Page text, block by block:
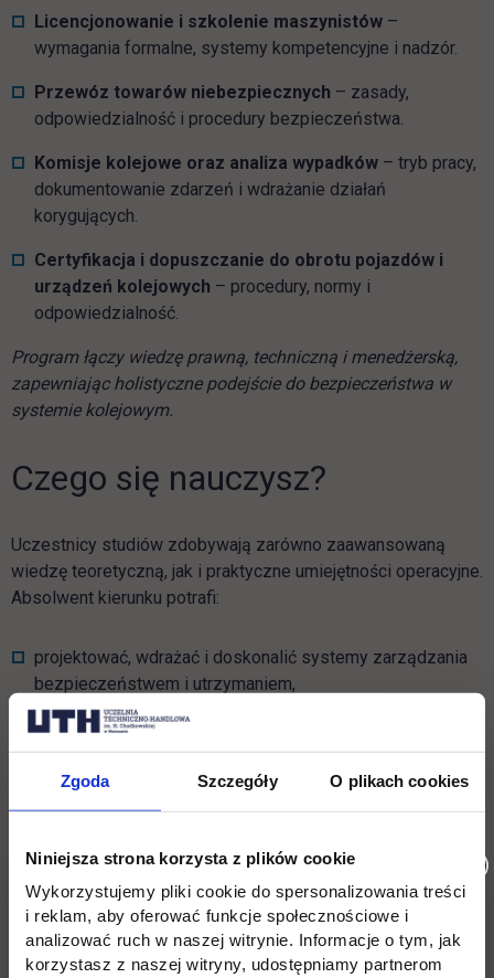
Zgoda Szczegóły O plikach cookies
Niniejsza strona korzysta z plików cookie
Wykorzystujemy pliki cookie do spersonalizowania treści
i reklam, aby oferować funkcje społecznościowe i
analizować ruch w naszej witrynie. Informacje o tym, jak
korzystasz z naszej witryny, udostępniamy partnerom
Licencjonowanie i szkolenie maszynistów –
wymagania formalne, systemy kompetencyjne i nadzór.
Przewóz towarów niebezpiecznych – zasady,
odpowiedzialność i procedury bezpieczeństwa.
Komisje kolejowe oraz analiza wypadków – tryb pracy,
dokumentowanie zdarzeń i wdrażanie działań
korygujących.
Certyfikacja i dopuszczanie do obrotu pojazdów i
urządzeń kolejowych – procedury, normy i
odpowiedzialność.
Program łączy wiedzę prawną, techniczną i menedżerską,
zapewniając holistyczne podejście do bezpieczeństwa w
systemie kolejowym.
Czego się nauczysz?
Uczestnicy studiów zdobywają zarówno zaawansowaną
wiedzę teoretyczną, jak i praktyczne umiejętności operacyjne.
Absolwent kierunku potrafi:
projektować, wdrażać i doskonalić systemy zarządzania
bezpieczeństwem i utrzymaniem,
przeprowadzać analizy ryzyka oraz ocenę skutków zmian
organizacyjnych i technicznych,
organizować i prowadzić audyty bezpieczeństwa,
zarządzać kompetencjami personelu wykonującego
czynności krytyczne dla bezpieczeństwa,